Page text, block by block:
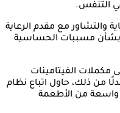
التنفس.
والتشاور مع مقدم الرعاية
بشأن مسببات الحساسية
مكملات الفيتامينات
من ذلك، حاول اتباع نظام
واسعة من الأطعمة